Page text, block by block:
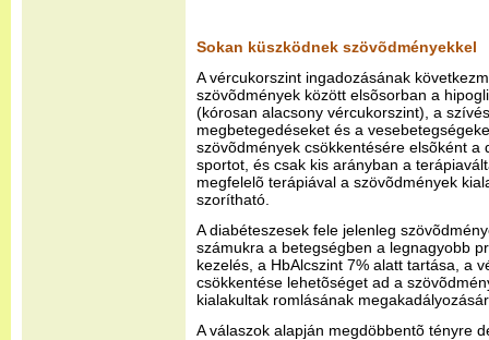
Sokan küszködnek szövõdményekkel
A vércukorszint ingadozásának
szövõdmények között elsõsorban a
(kórosan alacsony vércukorszint), a
megbetegedéseket és a
szövõdmények csökkentésére elsõként a
sportot, és csak kis arányban a
megfelelõ terápiával a szövõdmények
szorítható.
A diabéteszesek fele jelenleg
számukra a betegségben a legnagyobb
kezelés, a HbAlcszint 7% alatt tartása, a
csökkentése lehetõséget ad a
kialakultak romlásának
A válaszok alapján megdöbbentõ tényre